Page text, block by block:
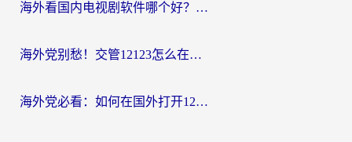
海外看国内电视剧软件哪个好？留学生亲测有效的追剧加速方案
海外党别愁！交管12123怎么在国外用？一篇搞定回国资源访问难题
海外党必看：如何在国外打开12123，解决小程序登录难题